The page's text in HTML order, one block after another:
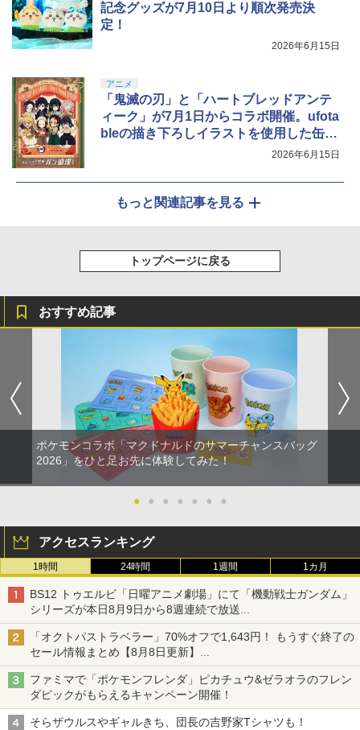
記念グッズが7月10日より順次発売決
定！
2026年6月15日
アニメ
「鬼滅の刃」と「ハートブレッドアンテ
ィーク」が7月1日からコラボ開催。ufota
bleの描き下ろしイラストを使用した缶バ
2026年6月15日
もっと関連記事を見る
トップページに戻る
おすすめ記事
ポケモンコラボ「マクドナルドのサマーチャンスバッグ
2026」をひと足お先に体験してみた！
● ● ● ● ● ● ●
アクセスランキング
1時間 24時間 1週間 1カ月
BS12 トゥエルビ「日曜アニメ劇場」にて「機動戦士ガンダム」
シリーズが本日8月9日から8週連続で放送
初回は「機動戦士ガンダム【HDリマスター版】」
「オクトパストラベラー」70%オフで1,643円！ もうすぐ終了の
セール情報まとめ【8月8日更新】
ニンテンドーeショップでは「大神 絶景版」が67%オフで990円
ファミマで「ポケモンフレンダ」ピカチュウ&ゼラオラのフレン
ダピックがもらえるキャンペーン開催！
そらザウルスやギャルきち、団長の吉野家Tシャツも！